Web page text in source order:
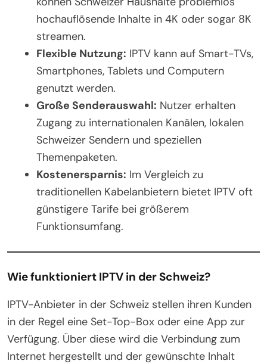
hochauflösende Inhalte in 4K oder sogar 8K
streamen.
Flexible Nutzung: IPTV kann auf Smart-TVs,
Smartphones, Tablets und Computern
genutzt werden.
Große Senderauswahl: Nutzer erhalten
Zugang zu internationalen Kanälen, lokalen
Schweizer Sendern und speziellen
Themenpaketen.
Kostenersparnis: Im Vergleich zu
traditionellen Kabelanbietern bietet IPTV oft
günstigere Tarife bei größerem
Funktionsumfang.
Wie funktioniert IPTV in der Schweiz?
IPTV-Anbieter in der Schweiz stellen ihren Kunden
in der Regel eine Set-Top-Box oder eine App zur
Verfügung. Über diese wird die Verbindung zum
Internet hergestellt und der gewünschte Inhalt